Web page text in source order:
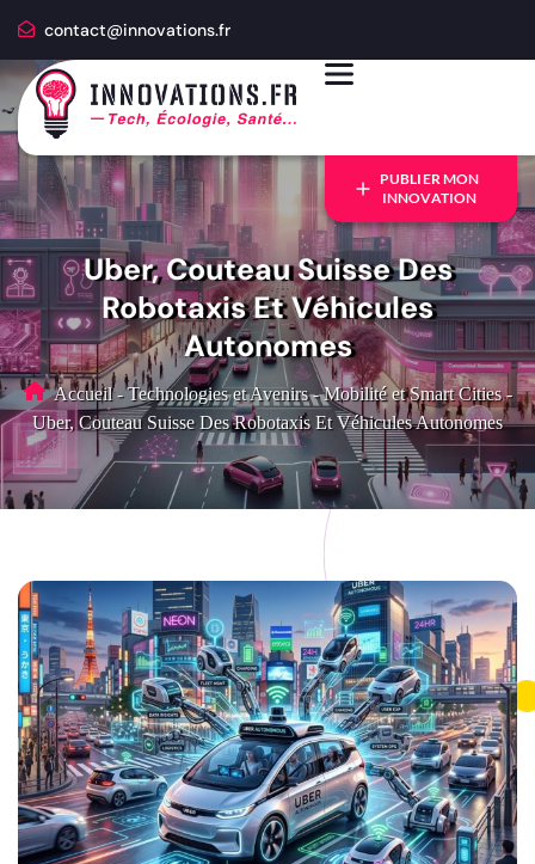
contact@innovations.fr
PUBLIER MON
INNOVATION
Uber, Couteau Suisse Des
Robotaxis Et Véhicules
Autonomes
Accueil - Technologies et Avenirs - Mobilité et Smart Cities -
Uber, Couteau Suisse Des Robotaxis Et Véhicules Autonomes